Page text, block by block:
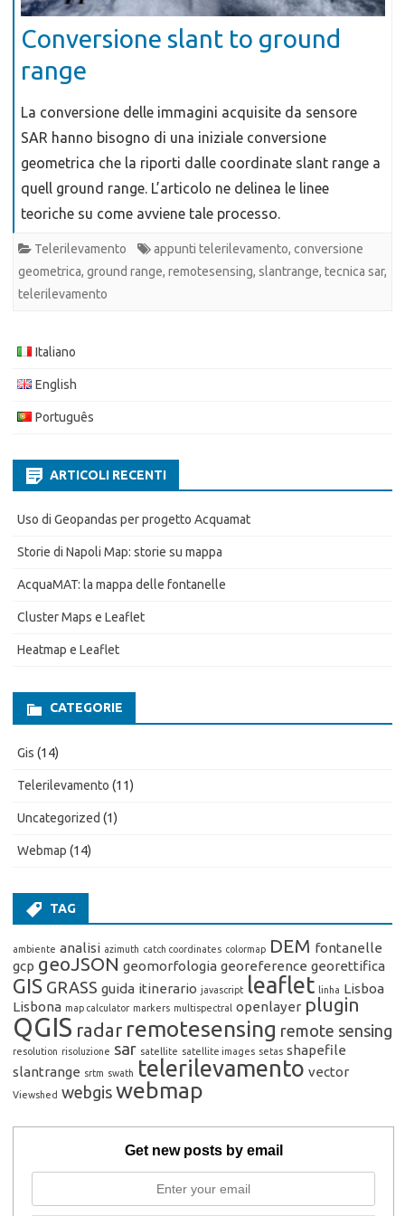
Conversione slant to ground
range
La conversione delle immagini acquisite da sensore
SAR hanno bisogno di una iniziale conversione
geometrica che la riporti dalle coordinate slant range a
quell ground range. L’articolo ne delinea le linee
teoriche su come avviene tale processo.
Telerilevamento appunti telerilevamento, conversione
geometrica, ground range, remotesensing, slantrange, tecnica sar,
telerilevamento
Italiano
English
Português
ARTICOLI RECENTI
Uso di Geopandas per progetto Acquamat
Storie di Napoli Map: storie su mappa
AcquaMAT: la mappa delle fontanelle
Cluster Maps e Leaflet
Heatmap e Leaflet
CATEGORIE
Gis (14)
Telerilevamento (11)
Uncategorized (1)
Webmap (14)
TAG
ambiente analisi azimuth catch coordinates colormap DEM fontanelle
gcp geoJSON geomorfologia georeference georettifica
GIS GRASS guida itinerario javascript leaflet linha Lisboa
Lisbona map calculator markers multispectral openlayer plugin
QGIS radar remotesensing remote sensing
resolution risoluzione sar satellite satellite images setas shapefile
slantrange srtm swath telerilevamento vector
Viewshed webgis webmap
Get new posts by email